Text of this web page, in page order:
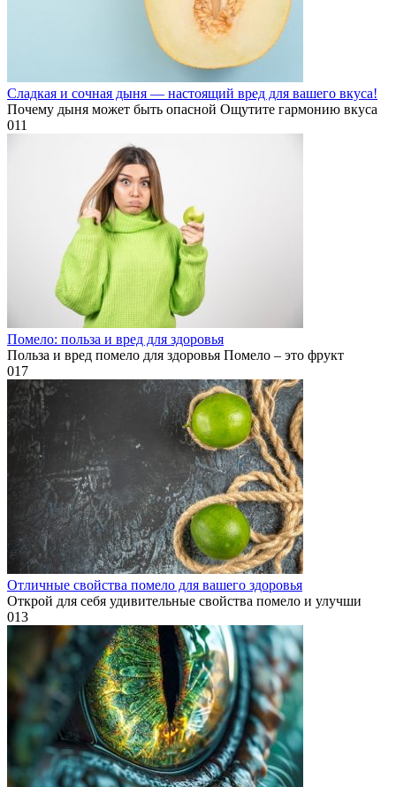
Сладкая и сочная дыня — настоящий вред для вашего вкуса!
Почему дыня может быть опасной Ощутите гармонию вкуса
011
Помело: польза и вред для здоровья
Польза и вред помело для здоровья Помело – это фрукт
017
Отличные свойства помело для вашего здоровья
Открой для себя удивительные свойства помело и улучши
013